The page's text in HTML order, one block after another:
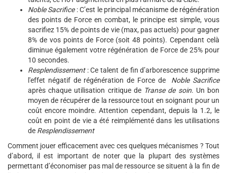
Noble Sacrifice: C’est le principal mécanisme de régénération
des points de Force en combat, le principe est simple, vous
sacrifiez 15% de points de vie (max, pas actuels) pour gagner
8% de vos points de Force (soit 48 points). Cependant celà
diminue également votre régénération de Force de 25% pour
10 secondes.
Resplendissement : Ce talent de fin d’arborescence supprime
l'effet négatif de régénération de Force de Noble Sacrifice
après chaque utilisation critique de Transe de soin. Un bon
moyen de récupérer de la ressource tout en soignant pour un
coût encore moindre. Attention cependant, depuis la 1.2, le
coût en point de vie a été reimplémenté dans les utilisations
de Resplendissement
Comment jouer efficacement avec ces quelques mécanismes ? Tout
d’abord, il est important de noter que la plupart des systèmes
permettant d’économiser pas mal de ressource se situent à la fin de